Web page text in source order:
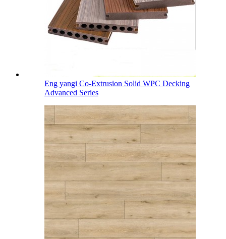
Eng yangi Co-Extrusion Solid WPC Decking
Advanced Series